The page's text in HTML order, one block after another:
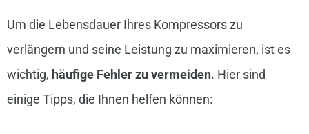
Um die Lebensdauer Ihres Kompressors zu
verlängern und seine Leistung zu maximieren, ist es
wichtig, häufige Fehler zu vermeiden. Hier sind
einige Tipps, die Ihnen helfen können: